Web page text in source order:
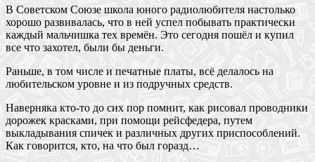
В Советском Союзе школа юного радиолюбителя настолько
хорошо развивалась, что в ней успел побывать практически
каждый мальчишка тех времён. Это сегодня пошёл и купил
все что захотел, были бы деньги.
Раньше, в том числе и печатные платы, всё делалось на
любительском уровне и из подручных средств.
Наверняка кто-то до сих пор помнит, как рисовал проводники
дорожек красками, при помощи рейсфедера, путем
выкладывания спичек и различных других приспособлений.
Как говорится, кто, на что был горазд…